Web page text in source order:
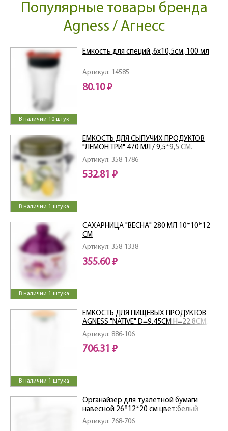
Популярные товары бренда
Agness / Агнесс
В наличии 10 штук
Артикул: 14585
Емкость для специй ,6х10,5см, 100 мл
80.10 ₽
В наличии 1 штука
Артикул: 358-1786
ЕМКОСТЬ ДЛЯ СЫПУЧИХ ПРОДУКТОВ
"ЛЕМОН ТРИ" 470 МЛ / 9,5*9,5 СМ.
ВЫСОТА=13 СМ
532.81 ₽
В наличии 1 штука
Артикул: 358-1338
САХАРНИЦА "ВЕСНА" 280 МЛ 10*10*12
СМ
355.60 ₽
В наличии 1 штука
Артикул: 886-106
ЕМКОСТЬ ДЛЯ ПИЩЕВЫХ ПРОДУКТОВ
AGNESS "NATIVE" D=9.45СМ H=22.8СМ,
1100 МЛ
706.31 ₽
Артикул: 768-706
Органайзер для туалетной бумаги
навесной 26*12*20 см цвет:белый